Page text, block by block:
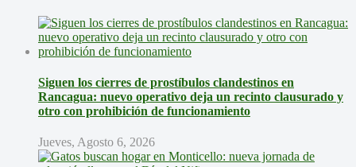
Siguen los cierres de prostíbulos clandestinos en
Rancagua: nuevo operativo deja un recinto clausurado y
otro con prohibición de funcionamiento
Jueves, Agosto 6, 2026